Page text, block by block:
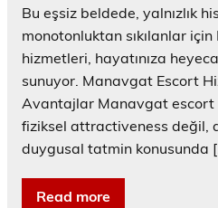
Bu eşsiz beldede, yalnızlık
monotonluktan sıkılanlar
hizmetleri, hayatınıza
sunuyor. Manavgat Escort
Avantajlar Manavgat escort
fiziksel attractiveness değil,
duygusal tatmin konusunda
Read more